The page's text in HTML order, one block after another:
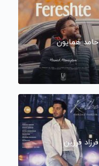
حامد همایون
فرزاد فرزین